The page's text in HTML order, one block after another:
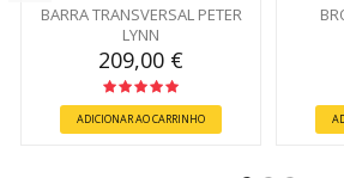
BARRA TRANSVERSAL PETER
LYNN
209,00 €
ADICIONAR AO CARRINHO